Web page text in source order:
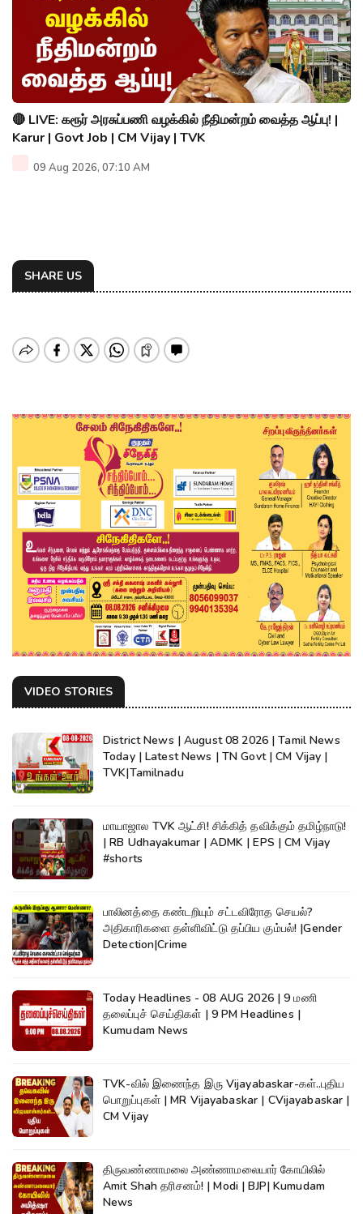
🔴 LIVE: கரூர் அரசுப்பணி வழக்கில் நீதிமன்றம் வைத்த ஆப்பு! |
Karur | Govt Job | CM Vijay | TVK
09 Aug 2026, 07:10 AM
SHARE US
VIDEO STORIES
District News | August 08 2026 | Tamil News
Today | Latest News | TN Govt | CM Vijay |
TVK|Tamilnadu
மாயாஜால TVK ஆட்சி! சிக்கித் தவிக்கும் தமிழ்நாடு!
| RB Udhayakumar | ADMK | EPS | CM Vijay
#shorts
பாலினத்தை கண்டறியும் சட்டவிரோத செயல்?
அதிகாரிகளை தள்ளிவிட்டு தப்பிய கும்பல்! |Gender
Detection|Crime
Today Headlines - 08 AUG 2026 | 9 மணி
தலைப்புச் செய்திகள் | 9 PM Headlines |
Kumudam News
TVK-வில் இணைந்த இரு Vijayabaskar-கள்..புதிய
பொறுப்புகள் | MR Vijayabaskar | CVijayabaskar |
CM Vijay
திருவண்ணாமலை அண்ணாமலையார் கோயிலில்
Amit Shah தரிசனம்! | Modi | BJP| Kumudam
News